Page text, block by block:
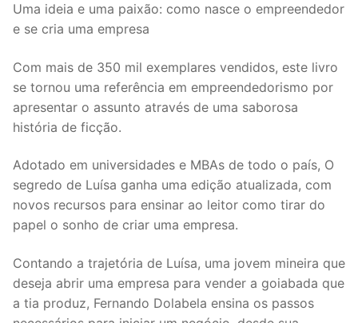
Uma ideia e uma paixão: como nasce o empreendedor
e se cria uma empresa
Com mais de 350 mil exemplares vendidos, este livro
se tornou uma referência em empreendedorismo por
apresentar o assunto através de uma saborosa
história de ficção.
Adotado em universidades e MBAs de todo o país, O
segredo de Luísa ganha uma edição atualizada, com
novos recursos para ensinar ao leitor como tirar do
papel o sonho de criar uma empresa.
Contando a trajetória de Luísa, uma jovem mineira que
deseja abrir uma empresa para vender a goiabada que
a tia produz, Fernando Dolabela ensina os passos